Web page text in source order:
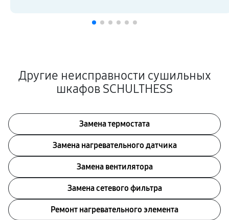
Другие неисправности сушильных
шкафов SCHULTHESS
Замена термостата
Замена нагревательного датчика
Замена вентилятора
Замена сетевого фильтра
Ремонт нагревательного элемента